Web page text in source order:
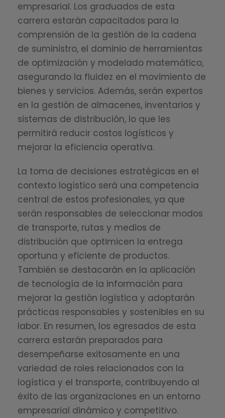
empresarial. Los graduados de esta
carrera estarán capacitados para la
comprensión de la gestión de la cadena
de suministro, el dominio de herramientas
de optimización y modelado matemático,
asegurando la fluidez en el movimiento de
bienes y servicios. Además, serán expertos
en la gestión de almacenes, inventarios y
sistemas de distribución, lo que les
permitirá reducir costos logísticos y
mejorar la eficiencia operativa.
La toma de decisiones estratégicas en el
contexto logístico será una competencia
central de estos profesionales, ya que
serán responsables de seleccionar modos
de transporte, rutas y medios de
distribución que optimicen la entrega
oportuna y eficiente de productos.
También se destacarán en la aplicación
de tecnología de la información para
mejorar la gestión logística y adoptarán
prácticas responsables y sostenibles en su
labor. En resumen, los egresados de esta
carrera estarán preparados para
desempeñarse exitosamente en una
variedad de roles relacionados con la
logística y el transporte, contribuyendo al
éxito de las organizaciones en un entorno
empresarial dinámico y competitivo.